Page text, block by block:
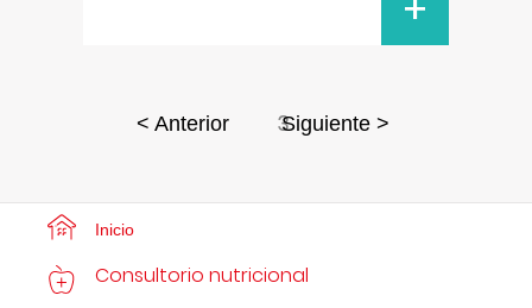
< Anterior 3Siguiente >
Inicio
Consultorio nutricional